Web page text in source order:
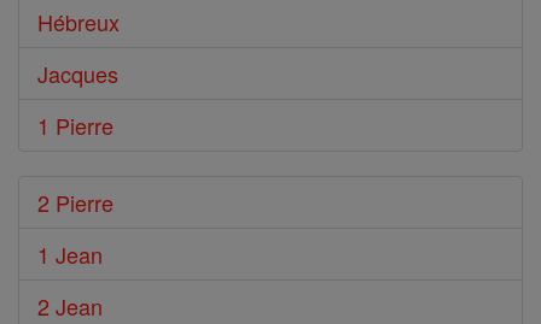
Hébreux
Jacques
1 Pierre
2 Pierre
1 Jean
2 Jean